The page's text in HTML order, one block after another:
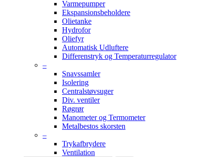
Varmepumper
Ekspansionsbeholdere
Olietanke
Hydrofor
Oliefyr
Automatisk Udluftere
Differenstryk og Temperaturregulator
–
Snavssamler
Isolering
Centralstøvsuger
Div. ventiler
Røgrør
Manometer og Termometer
Metalbestos skorsten
–
Trykafbrydere
Ventilation